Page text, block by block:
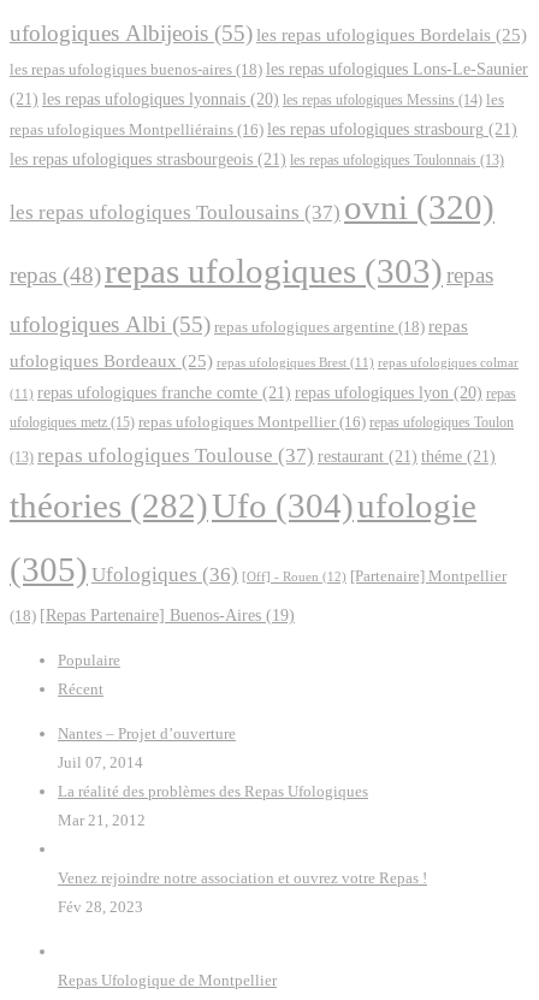
ufologiques Albijeois (55)les repas ufologiques Bordelais (25)
les repas ufologiques buenos-aires (18) les repas ufologiques Lons-Le-Saunier
(21) les repas ufologiques lyonnais (20) les repas ufologiques Messins (14) les
repas ufologiques Montpelliérains (16) les repas ufologiques strasbourg (21)
les repas ufologiques strasbourgeois (21) les repas ufologiques Toulonnais (13)
les repas ufologiques Toulousains (37) ovni (320)
repas (48)repas ufologiques (303)repas
ufologiques Albi (55) repas ufologiques argentine (18) repas
ufologiques Bordeaux (25) repas ufologiques Brest (11) repas ufologiques colmar
(11) repas ufologiques franche comte (21) repas ufologiques lyon (20) repas
ufologiques metz (15) repas ufologiques Montpellier (16) repas ufologiques Toulon
(13) repas ufologiques Toulouse (37) restaurant (21) théme (21)
théories (282)Ufo (304)ufologie
(305) Ufologiques (36) [Off] - Rouen (12) [Partenaire] Montpellier
(18) [Repas Partenaire] Buenos-Aires (19)
Populaire
Récent
Nantes – Projet d’ouverture
Juil 07, 2014
La réalité des problèmes des Repas Ufologiques
Mar 21, 2012
Venez rejoindre notre association et ouvrez votre Repas !
Fév 28, 2023
Repas Ufologique de Montpellier